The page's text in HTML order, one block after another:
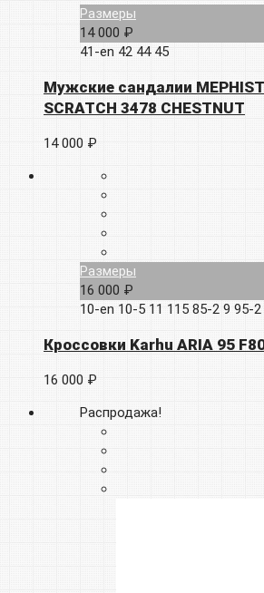
Размеры
14 000 ₽
41-en 42 4445
Мужские сандалии
SCRATCH 3478 CHESTNUT
14 000 ₽
Размеры
16 000 ₽
10-en 10-511 11585-2 9 95-2
Кроссовки Karhu ARIA 95
16 000 ₽
Распродажа!